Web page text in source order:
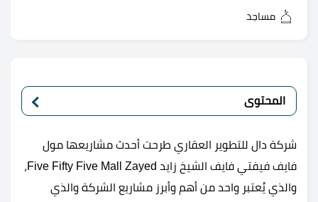
مساجد
المحتوى
شركة دال للتطوير العقاري طرحت أحدث مشاريعها مول
فايف فيفتي فايف الشيخ زايد Five Fifty Five Mall Zayed،
والذي يُعتبر واحد من أهم وأبرز مشاريع الشركة والذي